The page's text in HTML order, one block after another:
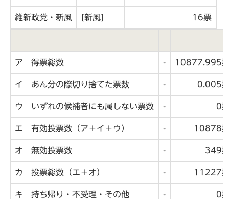
維新政党・新風 [新風] 16票
ア 得票総数 - 10877.995
イ あん分の際切り捨てた票数 - 0.005
ウ いずれの候補者にも属しない票数 - 0
エ 有効投票数（ア＋イ＋ウ） - 10878
オ 無効投票数 - 349
カ 投票総数（エ＋オ） - 11227
キ 持ち帰り・不受理・その他 - 0